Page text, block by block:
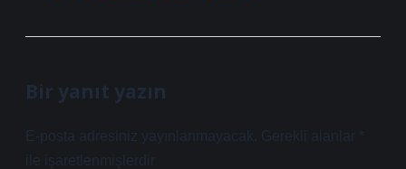
Bir yanıt yazın
E-posta adresiniz yayınlanmayacak. Gerekli alanlar *
ile işaretlenmişlerdir